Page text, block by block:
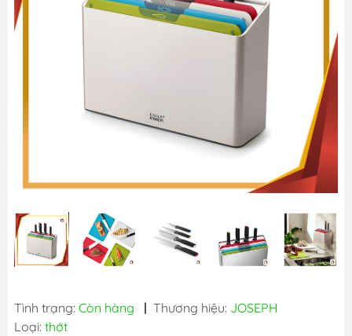
Tình trạng: Còn hàng | Thương hiệu: JOSEPH
Loại: thớt